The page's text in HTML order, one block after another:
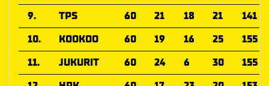
9.
TPS 60 21 18 21
141
10.
KOOKOO 60 19 16 25
155
11.
JUKURIT 60 24 6 30
155